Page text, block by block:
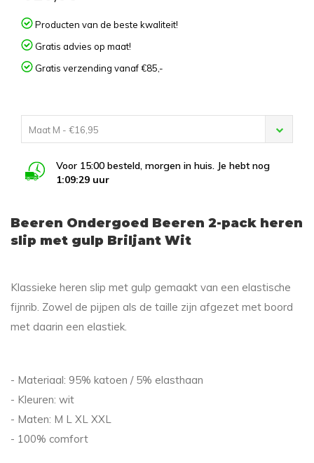
Producten van de beste kwaliteit!
Gratis advies op maat!
Gratis verzending vanaf €85,-
Maat M - €16,95
Voor 15:00 besteld, morgen in huis. Je hebt nog
1:09:29 uur
Beeren Ondergoed Beeren 2-pack heren
slip met gulp Briljant Wit
Klassieke heren slip met gulp gemaakt van een elastische
fijnrib. Zowel de pijpen als de taille zijn afgezet met boord
met daarin een elastiek.
- Materiaal: 95% katoen / 5% elasthaan
- Kleuren: wit
- Maten: M L XL XXL
- 100% comfort